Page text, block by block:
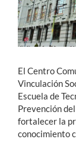
El Centro
Vinculación
Escuela de
Prevención
fortalecer la
conocimiento